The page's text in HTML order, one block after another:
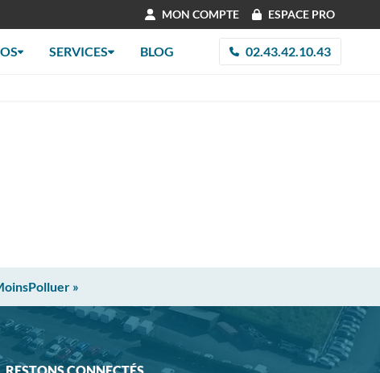
MON COMPTE ESPACE PRO
SERVICES BLOG 02.43.42.10.43
»
RESTONS CONNECTÉS